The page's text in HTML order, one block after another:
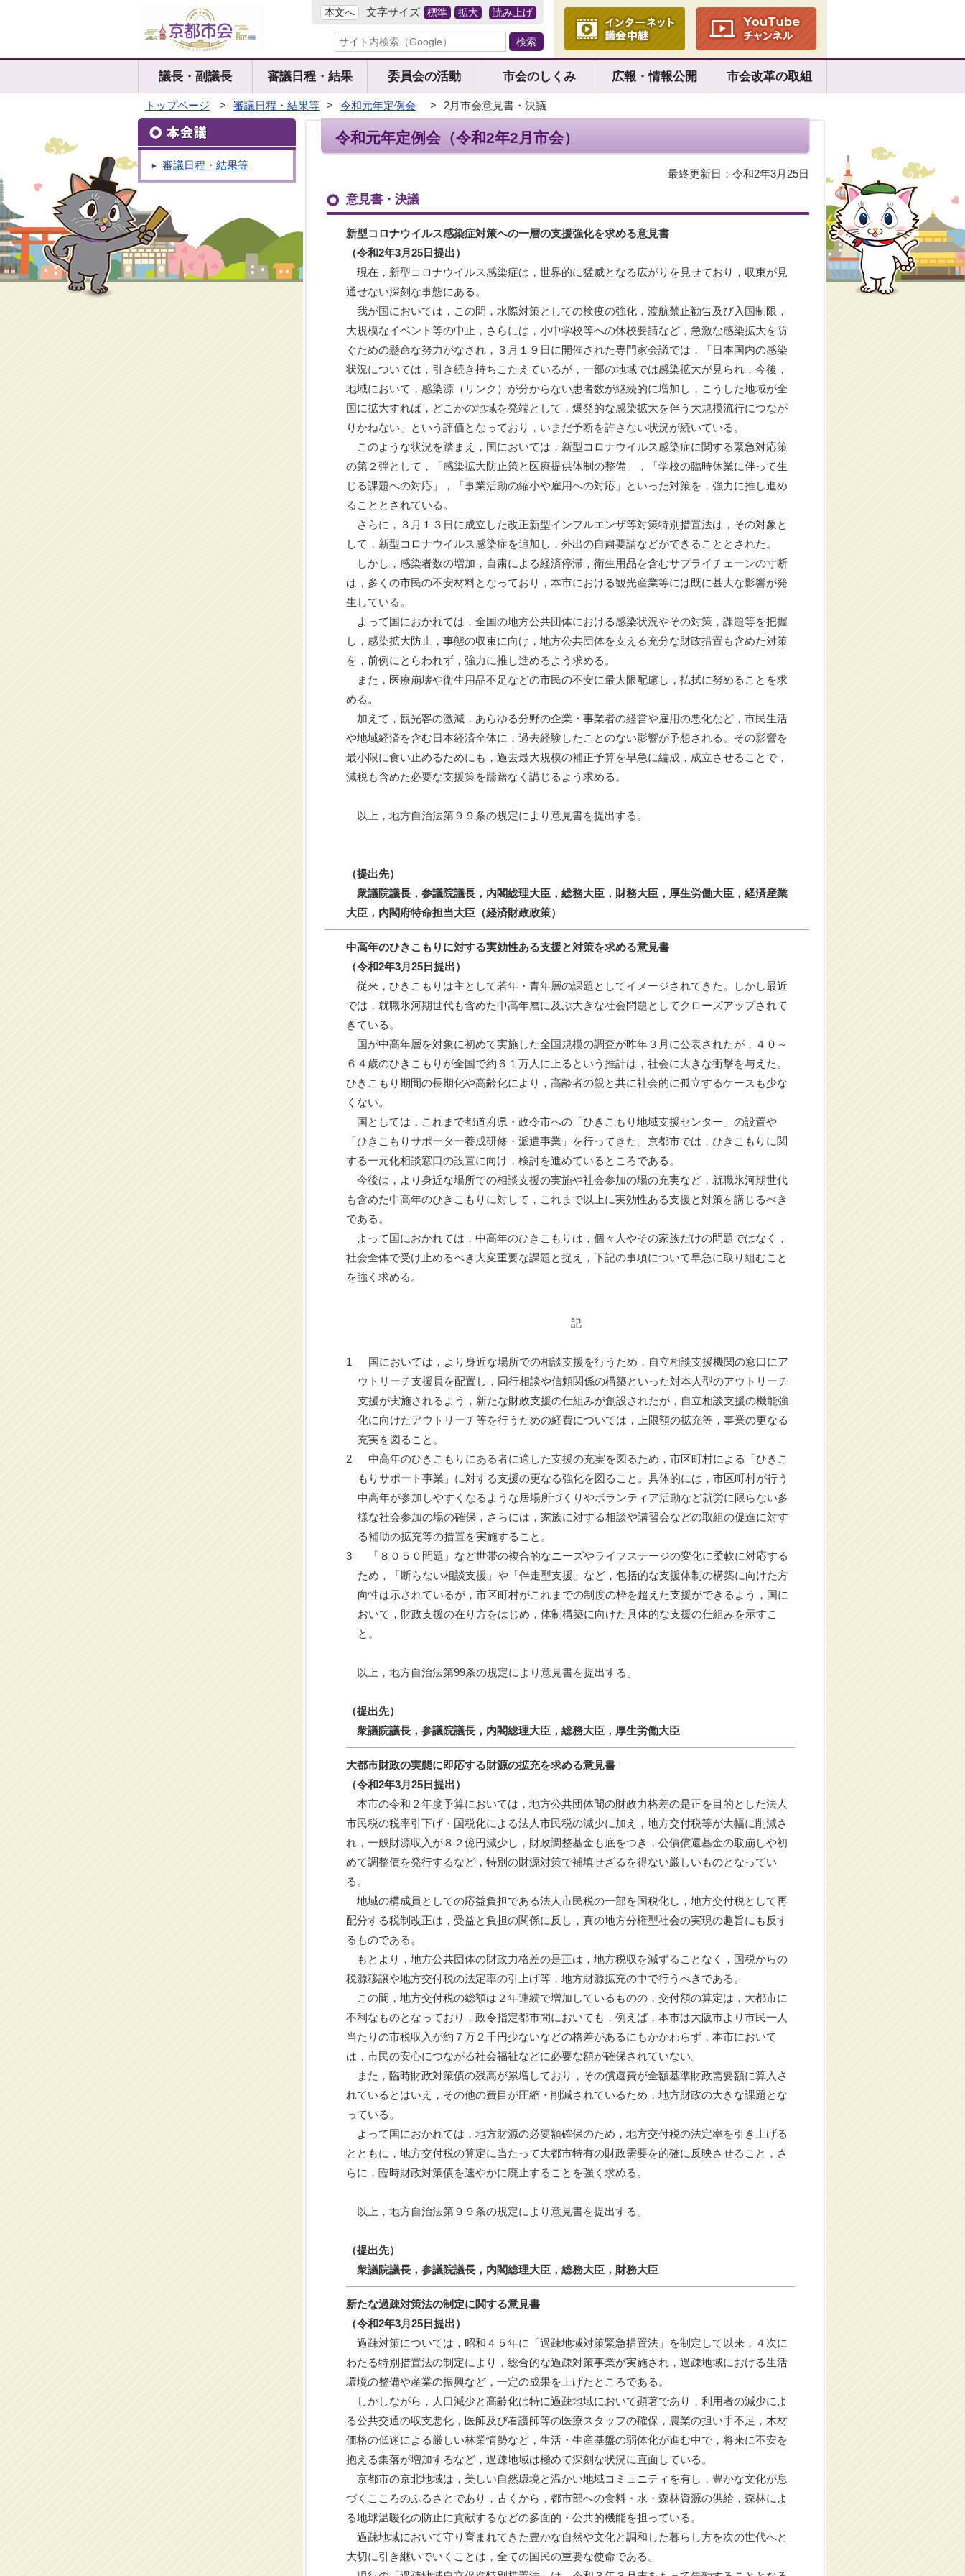
本文へ 文字サイズ 標準 拡大 読み上げ
議長・副議長 審議日程・結果 委員会の活動 市会のしくみ 広報・情報公開 市会改革の取組
トップページ > 審議日程・結果等 > 令和元年定例会 > 2月市会意見書・決議
審議日程・結果等
令和元年定例会（令和2年2月市会）
最終更新日：令和2年3月25日
意見書・決議
新型コロナウイルス感染症対策への一層の支援強化を求める意見書
（令和2年3月25日提出）
現在，新型コロナウイルス感染症は，世界的に猛威となる広がりを見せており，収束が見
通せない深刻な事態にある。
我が国においては，この間，水際対策としての検疫の強化，渡航禁止勧告及び入国制限，
大規模なイベント等の中止，さらには，小中学校等への休校要請など，急激な感染拡大を防
ぐための懸命な努力がなされ，３月１９日に開催された専門家会議では，「日本国内の感染
状況については，引き続き持ちこたえているが，一部の地域では感染拡大が見られ，今後，
地域において，感染源（リンク）が分からない患者数が継続的に増加し，こうした地域が全
国に拡大すれば，どこかの地域を発端として，爆発的な感染拡大を伴う大規模流行につなが
りかねない」という評価となっており，いまだ予断を許さない状況が続いている。
このような状況を踏まえ，国においては，新型コロナウイルス感染症に関する緊急対応策
の第２弾として，「感染拡大防止策と医療提供体制の整備」，「学校の臨時休業に伴って生
じる課題への対応」，「事業活動の縮小や雇用への対応」といった対策を，強力に推し進め
ることとされている。
さらに，３月１３日に成立した改正新型インフルエンザ等対策特別措置法は，その対象と
して，新型コロナウイルス感染症を追加し，外出の自粛要請などができることとされた。
しかし，感染者数の増加，自粛による経済停滞，衛生用品を含むサプライチェーンの寸断
は，多くの市民の不安材料となっており，本市における観光産業等には既に甚大な影響が発
生している。
よって国におかれては，全国の地方公共団体における感染状況やその対策，課題等を把握
し，感染拡大防止，事態の収束に向け，地方公共団体を支える充分な財政措置も含めた対策
を，前例にとらわれず，強力に推し進めるよう求める。
また，医療崩壊や衛生用品不足などの市民の不安に最大限配慮し，払拭に努めることを求
める。
加えて，観光客の激減，あらゆる分野の企業・事業者の経営や雇用の悪化など，市民生活
や地域経済を含む日本経済全体に，過去経験したことのない影響が予想される。その影響を
最小限に食い止めるためにも，過去最大規模の補正予算を早急に編成，成立させることで，
減税も含めた必要な支援策を躊躇なく講じるよう求める。
以上，地方自治法第９９条の規定により意見書を提出する。
（提出先）
衆議院議長，参議院議長，内閣総理大臣，総務大臣，財務大臣，厚生労働大臣，経済産業
大臣，内閣府特命担当大臣（経済財政政策）
中高年のひきこもりに対する実効性ある支援と対策を求める意見書
（令和2年3月25日提出）
従来，ひきこもりは主として若年・青年層の課題としてイメージされてきた。しかし最近
では，就職氷河期世代も含めた中高年層に及ぶ大きな社会問題としてクローズアップされて
きている。
国が中高年層を対象に初めて実施した全国規模の調査が昨年３月に公表されたが，４０～
６４歳のひきこもりが全国で約６１万人に上るという推計は，社会に大きな衝撃を与えた。
ひきこもり期間の長期化や高齢化により，高齢者の親と共に社会的に孤立するケースも少な
くない。
国としては，これまで都道府県・政令市への「ひきこもり地域支援センター」の設置や
「ひきこもりサポーター養成研修・派遣事業」を行ってきた。京都市では，ひきこもりに関
する一元化相談窓口の設置に向け，検討を進めているところである。
今後は，より身近な場所での相談支援の実施や社会参加の場の充実など，就職氷河期世代
も含めた中高年のひきこもりに対して，これまで以上に実効性ある支援と対策を講じるべき
である。
よって国におかれては，中高年のひきこもりは，個々人やその家族だけの問題ではなく，
社会全体で受け止めるべき大変重要な課題と捉え，下記の事項について早急に取り組むこと
を強く求める。
記
1
国においては，より身近な場所での相談支援を行うため，自立相談支援機関の窓口にア
ウトリーチ支援員を配置し，同行相談や信頼関係の構築といった対本人型のアウトリーチ
支援が実施されるよう，新たな財政支援の仕組みが創設されたが，自立相談支援の機能強
化に向けたアウトリーチ等を行うための経費については，上限額の拡充等，事業の更なる
充実を図ること。
2
中高年のひきこもりにある者に適した支援の充実を図るため，市区町村による「ひきこ
もりサポート事業」に対する支援の更なる強化を図ること。具体的には，市区町村が行う
中高年が参加しやすくなるような居場所づくりやボランティア活動など就労に限らない多
様な社会参加の場の確保，さらには，家族に対する相談や講習会などの取組の促進に対す
る補助の拡充等の措置を実施すること。
3
「８０５０問題」など世帯の複合的なニーズやライフステージの変化に柔軟に対応する
ため，「断らない相談支援」や「伴走型支援」など，包括的な支援体制の構築に向けた方
向性は示されているが，市区町村がこれまでの制度の枠を超えた支援ができるよう，国に
おいて，財政支援の在り方をはじめ，体制構築に向けた具体的な支援の仕組みを示すこ
と。
以上，地方自治法第99条の規定により意見書を提出する。
（提出先）
衆議院議長，参議院議長，内閣総理大臣，総務大臣，厚生労働大臣
大都市財政の実態に即応する財源の拡充を求める意見書
（令和2年3月25日提出）
本市の令和２年度予算においては，地方公共団体間の財政力格差の是正を目的とした法人
市民税の税率引下げ・国税化による法人市民税の減少に加え，地方交付税等が大幅に削減さ
れ，一般財源収入が８２億円減少し，財政調整基金も底をつき，公債償還基金の取崩しや初
めて調整債を発行するなど，特別の財源対策で補填せざるを得ない厳しいものとなってい
る。
地域の構成員としての応益負担である法人市民税の一部を国税化し，地方交付税として再
配分する税制改正は，受益と負担の関係に反し，真の地方分権型社会の実現の趣旨にも反す
るものである。
もとより，地方公共団体の財政力格差の是正は，地方税収を減ずることなく，国税からの
税源移譲や地方交付税の法定率の引上げ等，地方財源拡充の中で行うべきである。
この間，地方交付税の総額は２年連続で増加しているものの，交付額の算定は，大都市に
不利なものとなっており，政令指定都市間においても，例えば，本市は大阪市より市民一人
当たりの市税収入が約７万２千円少ないなどの格差があるにもかかわらず，本市において
は，市民の安心につながる社会福祉などに必要な額が確保されていない。
また，臨時財政対策債の残高が累増しており，その償還費が全額基準財政需要額に算入さ
れているとはいえ，その他の費目が圧縮・削減されているため，地方財政の大きな課題とな
っている。
よって国におかれては，地方財源の必要額確保のため，地方交付税の法定率を引き上げる
とともに，地方交付税の算定に当たって大都市特有の財政需要を的確に反映させること，さ
らに，臨時財政対策債を速やかに廃止することを強く求める。
以上，地方自治法第９９条の規定により意見書を提出する。
（提出先）
衆議院議長，参議院議長，内閣総理大臣，総務大臣，財務大臣
新たな過疎対策法の制定に関する意見書
（令和2年3月25日提出）
過疎対策については，昭和４５年に「過疎地域対策緊急措置法」を制定して以来，４次に
わたる特別措置法の制定により，総合的な過疎対策事業が実施され，過疎地域における生活
環境の整備や産業の振興など，一定の成果を上げたところである。
しかしながら，人口減少と高齢化は特に過疎地域において顕著であり，利用者の減少によ
る公共交通の収支悪化，医師及び看護師等の医療スタッフの確保，農業の担い手不足，木材
価格の低迷による厳しい林業情勢など，生活・生産基盤の弱体化が進む中で，将来に不安を
抱える集落が増加するなど，過疎地域は極めて深刻な状況に直面している。
京都市の京北地域は，美しい自然環境と温かい地域コミュニティを有し，豊かな文化が息
づくこころのふるさとであり，古くから，都市部への食料・水・森林資源の供給，森林によ
る地球温暖化の防止に貢献するなどの多面的・公共的機能を担っている。
過疎地域において守り育まれてきた豊かな自然や文化と調和した暮らし方を次の世代へと
大切に引き継いでいくことは，全ての国民の重要な使命である。